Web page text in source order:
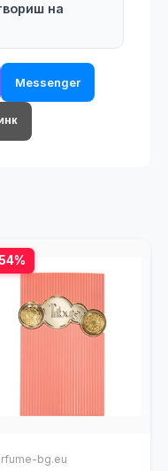
на
Messenger
bg.eu